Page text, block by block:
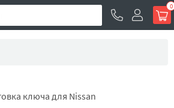
0
ключа для Nissan